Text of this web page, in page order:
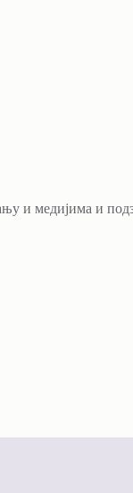
и медијима и